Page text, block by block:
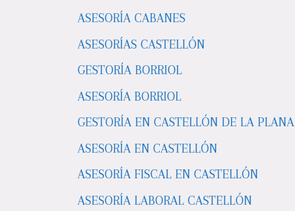
ASESORÍA CABANES
ASESORÍAS CASTELLÓN
GESTORÍA BORRIOL
ASESORÍA BORRIOL
GESTORÍA EN CASTELLÓN DE LA PLANA
ASESORÍA EN CASTELLÓN
ASESORÍA FISCAL EN CASTELLÓN
ASESORÍA LABORAL CASTELLÓN